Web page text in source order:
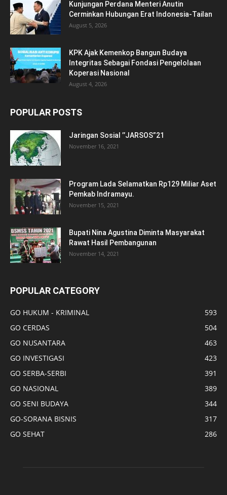
Kunjungan Perdana Menteri Anutin
Cerminkan Hubungan Erat Indonesia-Tailan
August 5, 2026
KPK Ajak Kemenkop Bangun Budaya
Integritas Sebagai Fondasi Pengelolaan
Koperasi Nasional
August 4, 2026
POPULAR POSTS
Jaringan Sosial ’’JARSOS”21
November 16, 2021
Program Lada Selamatkan Rp129 Miliar Aset
Pemkab Indramayu.
November 15, 2021
Bupati Nina Agustina Diminta Masyarakat
Rawat Hasil Pembangunan
November 14, 2021
POPULAR CATEGORY
GO HUKUM - KRIMINAL
593
GO CERDAS
504
GO NUSANTARA
463
GO INVESTIGASI
423
GO SERBA-SERBI
391
GO NASIONAL
389
GO SENI BUDAYA
344
GO-SORANA BISNIS
317
GO SEHAT
286